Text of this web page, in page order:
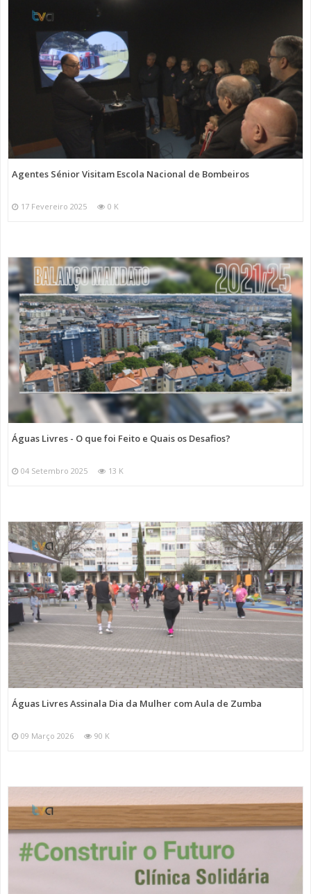
Agentes Sénior Visitam Escola Nacional de Bombeiros
17 Fevereiro 2025 0 K
Águas Livres - O que foi Feito e Quais os Desafios?
04 Setembro 2025 13 K
Águas Livres Assinala Dia da Mulher com Aula de Zumba
09 Março 2026 90 K